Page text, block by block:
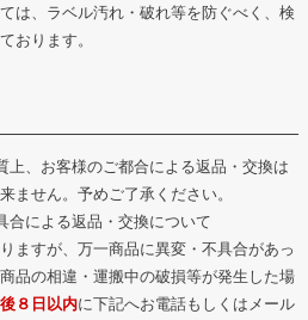
は、ラベル汚れ・破れ等を防ぐべく、検
おります。
上、お客様のご都合による返品・交換は
ません。予めご了承ください。
合による返品・交換について
ますが、万一商品に異変・不具合があっ
品の相違・運搬中の破損等が発生した場
８日以内に下記へお電話もしくはメール